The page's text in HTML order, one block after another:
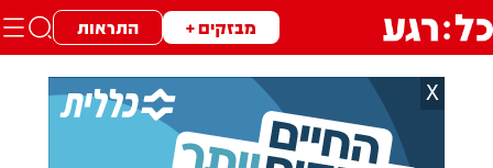
מבזקים + התראות
X